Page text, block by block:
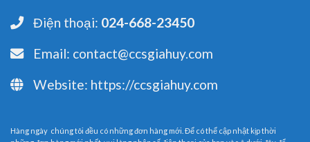
Điện thoại: 024-668-23450
Email: contact@ccsgiahuy.com
Website: https://ccsgiahuy.com
Hàng ngày chúng tôi đều có những đơn hàng mới. Để có thể cập nhật kịp thời